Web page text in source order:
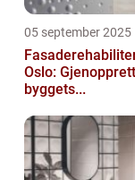
05 september 2025
Oslo:
byggets...